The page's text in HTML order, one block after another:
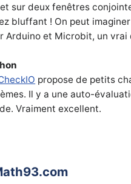
sur deux fenêtres
bluffant ! On peut
Arduino et Microbit, un
propose de petits
Il y a une auto-
Vraiment excellent.